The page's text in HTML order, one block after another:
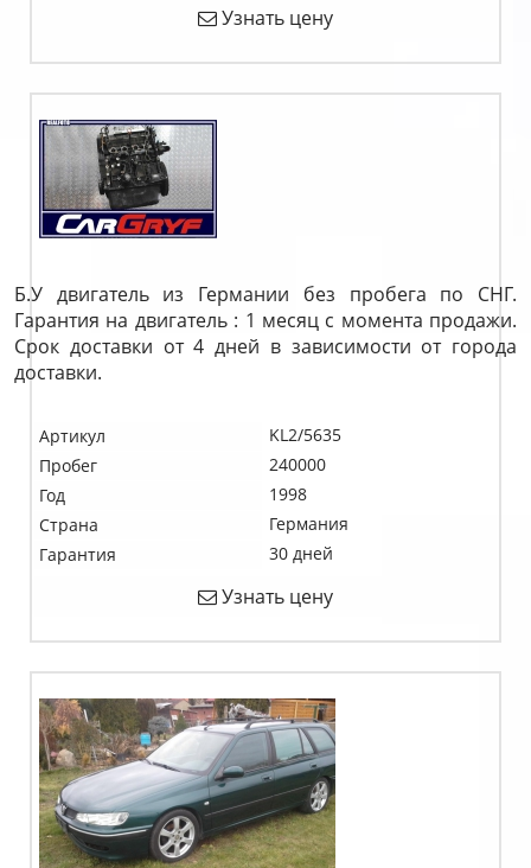
Узнать цену
Б.У двигатель из Германии без пробега по СНГ.
Гарантия на двигатель : 1 месяц с момента продажи.
Срок доставки от 4 дней в зависимости от города
доставки.
Артикул
KL2/5635
Пробег
240000
Год
1998
Страна
Германия
Гарантия
30 дней
Узнать цену